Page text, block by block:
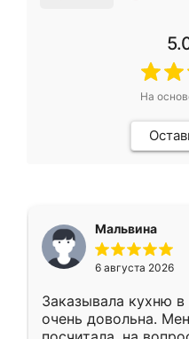
На
Мальвина
6 августа 2026
Заказывала кухню в
очень довольна.